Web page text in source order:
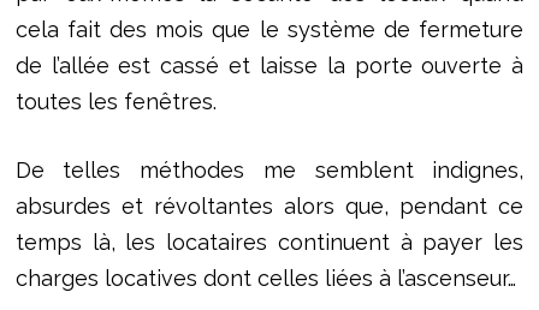
cela fait des mois que le système de fermeture
de l’allée est cassé et laisse la porte ouverte à
toutes les fenêtres.
De telles méthodes me semblent indignes,
absurdes et révoltantes alors que, pendant ce
temps là, les locataires continuent à payer les
charges locatives dont celles liées à l’ascenseur…